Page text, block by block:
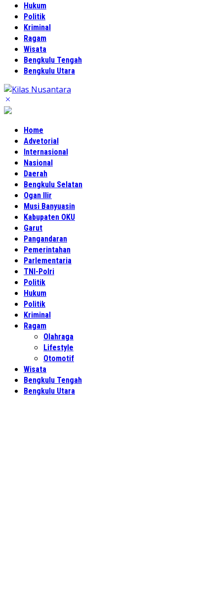
Hukum
Politik
Kriminal
Ragam
Wisata
Bengkulu Tengah
Bengkulu Utara
Home
Advetorial
Internasional
Nasional
Daerah
Bengkulu Selatan
Ogan Ilir
Musi Banyuasin
Kabupaten OKU
Garut
Pangandaran
Pemerintahan
Parlementaria
TNI-Polri
Politik
Hukum
Politik
Kriminal
Ragam
Olahraga
Lifestyle
Otomotif
Wisata
Bengkulu Tengah
Bengkulu Utara